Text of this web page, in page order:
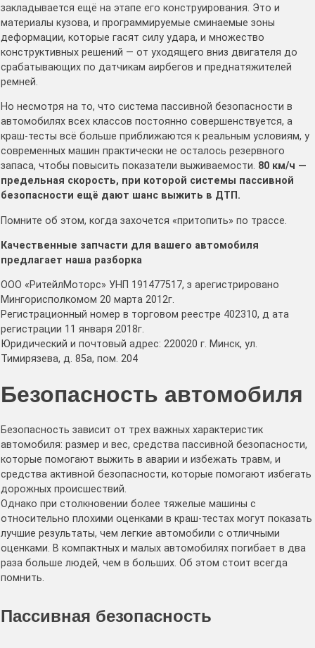
закладывается ещё на этапе его конструирования. Это и
материалы кузова, и программируемые сминаемые зоны
деформации, которые гасят силу удара, и множество
конструктивных решений — от уходящего вниз двигателя до
срабатывающих по датчикам аирбегов и преднатяжителей
ремней.
Но несмотря на то, что система пассивной безопасности в
автомобилях всех классов постоянно совершенствуется, а
краш-тесты всё больше приближаются к реальным условиям, у
современных машин практически не осталось резервного
запаса, чтобы повысить показатели выживаемости. 80 км/ч —
предельная скорость, при которой системы пассивной
безопасности ещё дают шанс выжить в ДТП.
Помните об этом, когда захочется «притопить» по трассе.
Качественные запчасти для вашего автомобиля
предлагает наша разборка
ООО «РитейлМоторс» УНП 191477517, з арегистрировано
Мингорисполкомом 20 марта 2012г.
Регистрационный номер в торговом реестре 402310, д ата
регистрации 11 января 2018г.
Юридический и почтовый адрес: 220020 г. Минск, ул.
Тимирязева, д. 85а, пом. 204
Безопасность автомобиля
Безопасность зависит от трех важных характеристик
автомобиля: размер и вес, средства пассивной безопасности,
которые помогают выжить в аварии и избежать травм, и
средства активной безопасности, которые помогают избегать
дорожных происшествий.
Однако при столкновении более тяжелые машины с
относительно плохими оценками в краш-тестах могут показать
лучшие результаты, чем легкие автомобили с отличными
оценками. В компактных и малых автомобилях погибает в два
раза больше людей, чем в больших. Об этом стоит всегда
помнить.
Пассивная безопасность